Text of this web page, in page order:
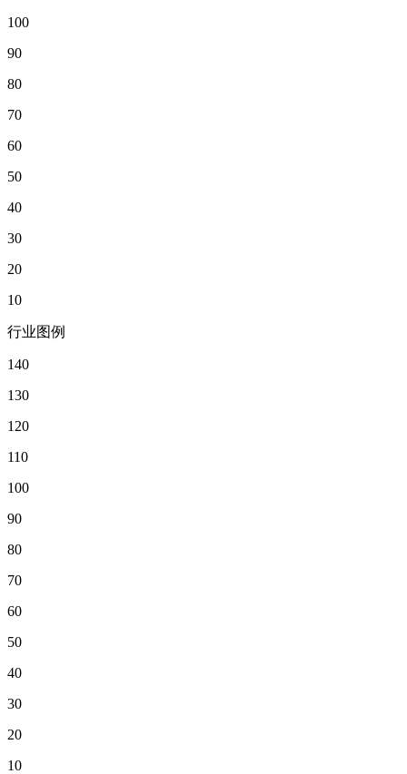
100
90
80
70
60
50
40
30
20
10
行业图例
140
130
120
110
100
90
80
70
60
50
40
30
20
10